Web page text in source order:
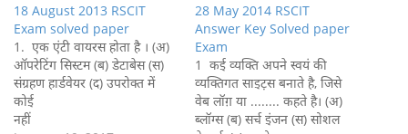
18 August 2013 RSCIT
Exam solved paper
1. एक एंटी वायरस होता है । (अ)
ऑपरेटिंग सिस्टम (ब) डेटाबेस (स)
संग्रहण हार्डवेयर (द) उपरोक्त में
कोई
नहीं
28 May 2014 RSCIT
Answer Key Solved paper
Exam
1 कई व्‍यक्ति अपने स्‍वयं की
व्‍यक्तिगत साइट़स बनाते है, जिसे
वेब लॉग़ या ........ कहते है। (अ)
ब्‍लॉग्‍स (ब) सर्च इंजन (स) सोशल